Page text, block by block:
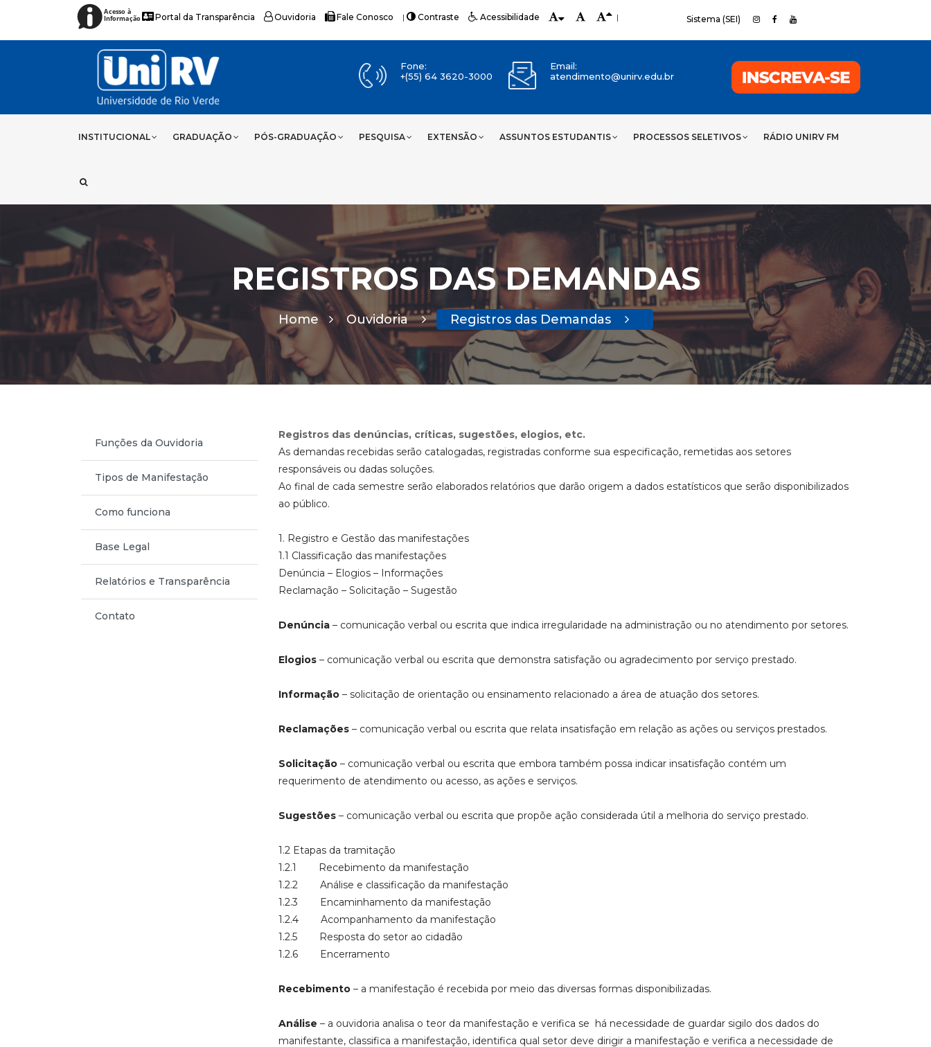
Acesso à
Informação Portal da Transparência Ouvidoria Fale Conosco | Contraste Acessibilidade | Sistema (SEI)
Fone:
+(55) 64 3620-3000
Email:
atendimento@unirv.edu.br
INSTITUCIONAL GRADUAÇÃO PÓS-GRADUAÇÃO PESQUISA EXTENSÃO ASSUNTOS ESTUDANTIS PROCESSOS SELETIVOS RÁDIO UNIRV FM
REGISTROS DAS DEMANDAS
Home Ouvidoria Registros das Demandas
Funções da Ouvidoria
Tipos de Manifestação
Como funciona
Base Legal
Relatórios e Transparência
Contato
Registros das denúncias, críticas, sugestões, elogios, etc.
As demandas recebidas serão catalogadas, registradas conforme sua especificação, remetidas aos setores
responsáveis ou dadas soluções.
Ao final de cada semestre serão elaborados relatórios que darão origem a dados estatísticos que serão disponibilizados
ao público.
1. Registro e Gestão das manifestações
1.1 Classificação das manifestações
Denúncia – Elogios – Informações
Reclamação – Solicitação – Sugestão
Denúncia – comunicação verbal ou escrita que indica irregularidade na administração ou no atendimento por setores.
Elogios – comunicação verbal ou escrita que demonstra satisfação ou agradecimento por serviço prestado.
Informação – solicitação de orientação ou ensinamento relacionado a área de atuação dos setores.
Reclamações – comunicação verbal ou escrita que relata insatisfação em relação as ações ou serviços prestados.
Solicitação – comunicação verbal ou escrita que embora também possa indicar insatisfação contém um
requerimento de atendimento ou acesso, as ações e serviços.
Sugestões – comunicação verbal ou escrita que propõe ação considerada útil a melhoria do serviço prestado.
1.2 Etapas da tramitação
1.2.1 Recebimento da manifestação
1.2.2 Análise e classificação da manifestação
1.2.3 Encaminhamento da manifestação
1.2.4 Acompanhamento da manifestação
1.2.5 Resposta do setor ao cidadão
1.2.6 Encerramento
Recebimento – a manifestação é recebida por meio das diversas formas disponibilizadas.
Análise – a ouvidoria analisa o teor da manifestação e verifica se há necessidade de guardar sigilo dos dados do
manifestante, classifica a manifestação, identifica qual setor deve dirigir a manifestação e verifica a necessidade de